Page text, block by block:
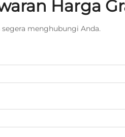
Harga
menghubungi Anda.